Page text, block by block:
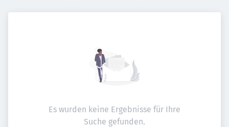
Es wurden keine Ergebnisse für Ihre
Suche gefunden.